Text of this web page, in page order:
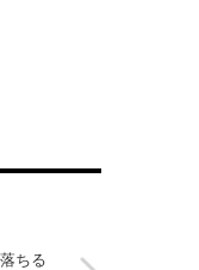
ちる